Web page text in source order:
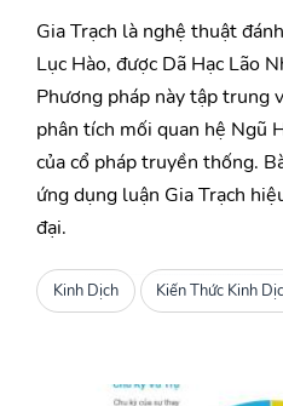
Gia Trạch là nghệ thuật
Lục Hào, được Dã Hạc Lão
Phương pháp này tập trung
phân tích mối quan hệ Ngũ
của cổ pháp truyền thống.
ứng dụng luận Gia Trạch
đại.
Kinh Dịch Kiến Thức Kinh